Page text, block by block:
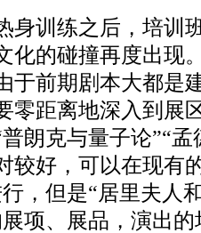
训练之后，培训
化的碰撞再度出现
于前期剧本大都是
零距离地深入到展
朗克与量子论”“
较好，可以在现有
，但是“居里夫人
项、展品，演出